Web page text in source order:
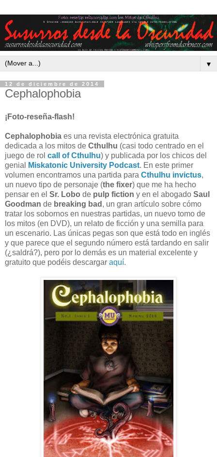
▼
12 de diciembre de 2014
Cephalophobia
¡Foto-reseña-flash!
Cephalophobia es una revista electrónica gratuita
dedicada a los mitos de Cthulhu (casi todo centrado en el
juego de rol call of Cthulhu) y publicada por los chicos del
genial
Miskatonic University Podcast. En este primer
volumen encontramos una partida para Cthulhu invictus,
un nuevo tipo de personaje (the fixer) que me ha hecho
pensar en el Sr. Lobo de pulp fiction y en el abogado Saul
Goodman de breaking bad , un gran artículo sobre cómo
tratar los sobornos en nuestras partidas, un nuevo tomo de
los mitos (en DVD), un relato de ficción y una semilla para
un escenario. Las únicas pegas son que está todo en inglés
y que parece que el segundo número está tardando en salir
(¿saldrá?), pero por lo demás es un material excelente y
gratuito que podéis descargar aquí.